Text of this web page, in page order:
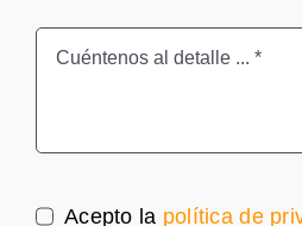
Acepto la política de